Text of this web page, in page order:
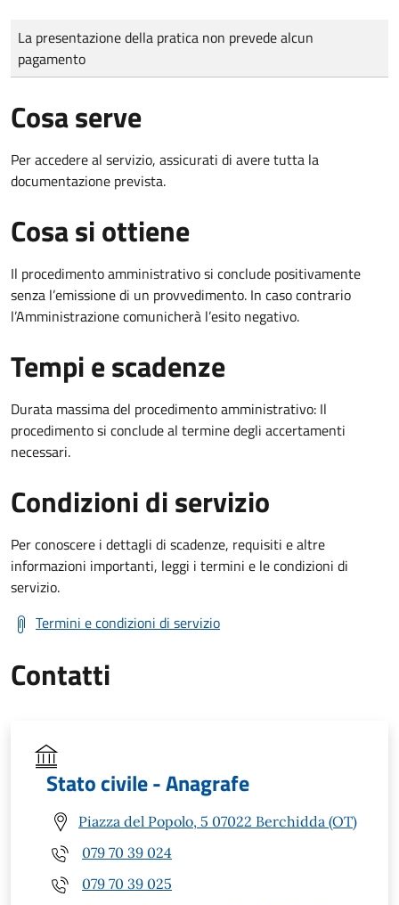
Tipo di pagamento
Importo
La presentazione della pratica non prevede alcun
pagamento
Cosa serve
Per accedere al servizio, assicurati di avere tutta la
documentazione prevista.
Cosa si ottiene
Il procedimento amministrativo si conclude positivamente
senza l’emissione di un provvedimento. In caso contrario
l’Amministrazione comunicherà l’esito negativo.
Tempi e scadenze
Durata massima del procedimento amministrativo: Il
procedimento si conclude al termine degli accertamenti
necessari.
Condizioni di servizio
Per conoscere i dettagli di scadenze, requisiti e altre
informazioni importanti, leggi i termini e le condizioni di
servizio.
Termini e condizioni di servizio
Contatti
Stato civile - Anagrafe
Piazza del Popolo, 5 07022 Berchidda (OT)
079 70 39 024
079 70 39 025